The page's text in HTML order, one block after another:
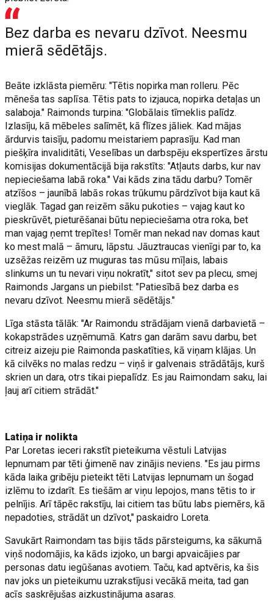
Bez darba es nevaru dzīvot. Neesmu
mierā sēdētājs.
Beāte izklāsta piemēru: "Tētis nopirka man rolleru. Pēc
mēneša tas saplīsa. Tētis pats to izjauca, nopirka detaļas un
salaboja." Raimonds turpina: "Globālais tīmeklis palīdz.
Izlasīju, kā mēbeles salīmēt, kā flīzes jāliek. Kad mājas
ārdurvis taisīju, padomu meistariem paprasīju. Kad man
piešķīra invaliditāti, Veselības un darbspēju ekspertīzes ārstu
komisijas dokumentācijā bija rakstīts: "Atļauts darbs, kur nav
nepieciešama labā roka." Vai kāds zina tādu darbu? Tomēr
atzīšos – jaunībā labās rokas trūkumu pārdzīvot bija kaut kā
vieglāk. Tagad gan reizēm sāku pukoties – vajag kaut ko
pieskrūvēt, pieturēšanai būtu nepieciešama otra roka, bet
man vajag ņemt trepītes! Tomēr man nekad nav domas kaut
ko mest malā – āmuru, lāpstu. Jāuztraucas vienīgi par to, ka
uzsēžas reizēm uz muguras tas mūsu mīļais, labais
slinkums un tu nevari viņu nokratīt," sitot sev pa plecu, smej
Raimonds Jargans un piebilst: "Patiesībā bez darba es
nevaru dzīvot. Neesmu mierā sēdētājs."
Līga stāsta tālāk: "Ar Raimondu strādājam vienā darbavietā –
kokapstrādes uzņēmumā. Katrs gan darām savu darbu, bet
citreiz aizeju pie Raimonda paskatīties, kā viņam klājas. Un
kā cilvēks no malas redzu – viņš ir galvenais strādātājs, kurš
skrien un dara, otrs tikai piepalīdz. Es jau Raimondam saku, lai
ļauj arī citiem strādāt."
Latiņa ir nolikta
Par Loretas ieceri rakstīt pieteikuma vēstuli Latvijas
lepnumam par tēti ģimenē nav zinājis neviens. "Es jau pirms
kāda laika gribēju pieteikt tēti Latvijas lepnumam un šogad
izlēmu to izdarīt. Es tiešām ar viņu lepojos, mans tētis to ir
pelnījis. Arī tāpēc rakstīju, lai citiem tas būtu labs piemērs, kā
nepadoties, strādāt un dzīvot," paskaidro Loreta.
Savukārt Raimondam tas bijis tāds pārsteigums, ka sākumā
viņš nodomājis, ka kāds izjoko, un bargi apvaicājies par
personas datu iegūšanas avotiem. Taču, kad aptvēris, ka šis
nav joks un pieteikumu uzrakstījusi vecākā meita, tad gan
acīs saskrējušas aizkustinājuma asaras.